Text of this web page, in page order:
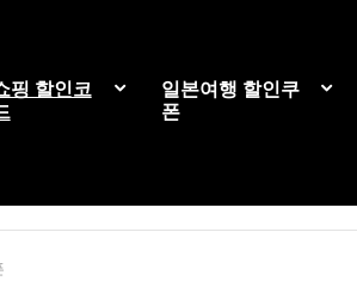
핑 할인코
일본여행 할인쿠
폰